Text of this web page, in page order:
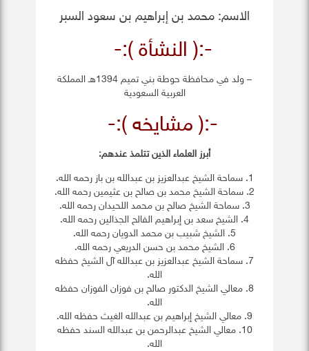
الاسم: محمد بن إبراهيم بن سعود السبر
-:( النشأة ):-
– ولد في محافظة حوطة بني تميم 1394هـ المملكة
العربية السعودية
-:( مشايخه ):-
أبرز العلماء الذين تتلمذ عندهم:
1. سماحة الشيخ عبدالعزيز بن عبدالله بن باز رحمه الله.
2. سماحة الشيخ محمد بن صالح بن عثيمين رحمه الله.
3. سماحة الشيخ صالح بن محمد اللحيدان رحمه الله.
4. الشيخ سعد بن إبراهيم الفالح الجذالين رحمه الله.
5. الشيخ شبيب بن محمد الدويان رحمه الله.
6. الشيخ محمد بن حسن الدريعي رحمه الله.
7. سماحة الشيخ عبدالعزيز بن عبدالله آل الشيخ حفظه
الله.
8. معالي الشيخ الدكتور صالح بن فوزان الفوزان حفظه
الله.
9. معالي الشيخ إبراهيم بن عبدالله الغيث حفظه الله.
10. معالي الشيخ عبدالرحمن بن عبدالله السند حفظه
الله.